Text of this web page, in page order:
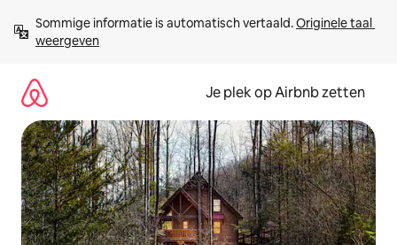
direct
naar
Sommige informatie is automatisch vertaald. Originele taal
weergeven
Je plek op Airbnb zetten